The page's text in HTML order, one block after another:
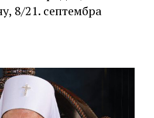
8/21. септембра